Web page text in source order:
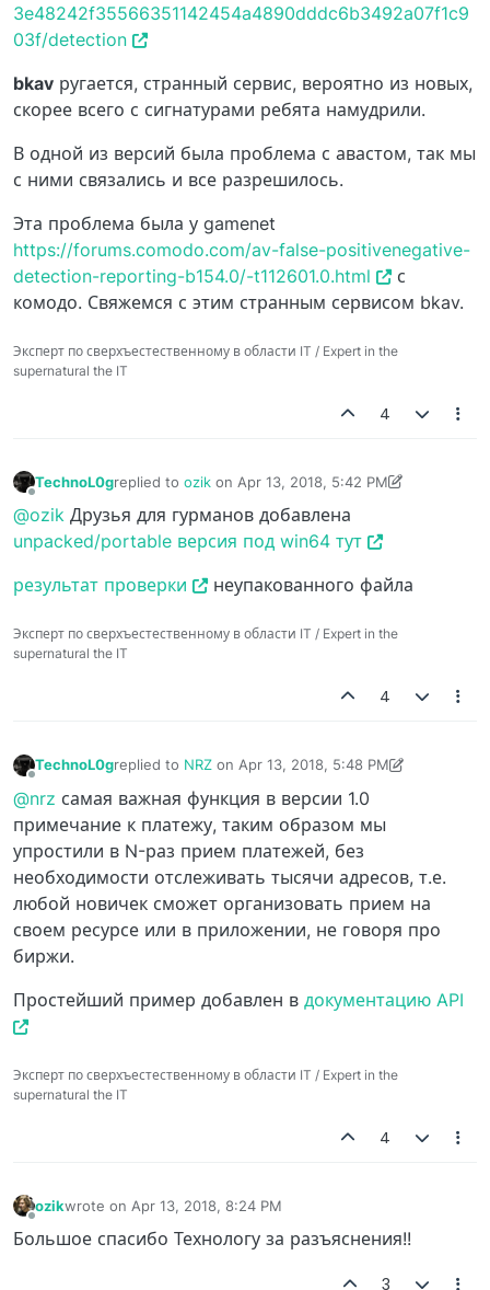
3e48242f35566351142454a4890dddc6b3492a07f1c9
03f/detection
bkav ругается, странный сервис, вероятно из новых,
скорее всего с сигнатурами ребята намудрили.
В одной из версий была проблема с авастом, так мы
с ними связались и все разрешилось.
Эта проблема была у gamenet
https://forums.comodo.com/av-false-positivenegative-
detection-reporting-b154.0/-t112601.0.html
с
комодо. Свяжемся с этим странным сервисом bkav.
Эксперт по сверхъестественному в области IT / Expert in the
supernatural the IT
4
TechnoL0greplied to ozik on Apr 13, 2018, 5:42 PM
last edited by TechnoL0g Apr 13, 2018, 6:50 PM
@ozik Друзья для гурманов добавлена
unpacked/portable версия под win64 тут
результат проверки
неупакованного файла
Эксперт по сверхъестественному в области IT / Expert in the
supernatural the IT
4
TechnoL0greplied to NRZ on Apr 13, 2018, 5:48 PM
last edited by TechnoL0g Apr 13, 2018, 6:58 PM
@nrz самая важная функция в версии 1.0
примечание к платежу, таким образом мы
упростили в N-раз прием платежей, без
необходимости отслеживать тысячи адресов, т.е.
любой новичек сможет организовать прием на
своем ресурсе или в приложении, не говоря про
биржи.
Простейший пример добавлен в документацию API
Эксперт по сверхъестественному в области IT / Expert in the
supernatural the IT
4
ozikwrote on Apr 13, 2018, 8:24 PM
last edited by
Большое спасибо Технологу за разъяснения!!
3